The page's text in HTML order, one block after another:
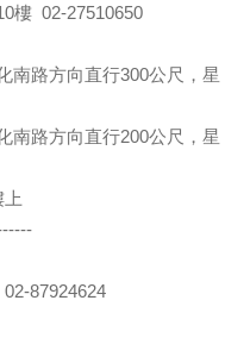
樓 02-27510650
南路方向直行300公尺，星
南路方向直行200公尺，星
87924624